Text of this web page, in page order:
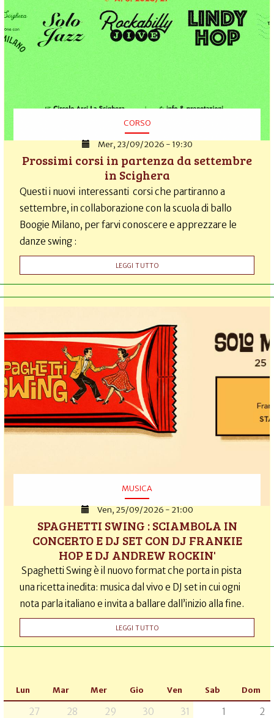
CORSO
Mer, 23/09/2026 - 19:30
Prossimi corsi in partenza da settembre
in Scighera
Questi i nuovi interessanti corsi che partiranno a
settembre, in collaborazione con la scuola di ballo
Boogie Milano, per farvi conoscere e apprezzare le
danze swing :
LEGGI TUTTO
MUSICA
Ven, 25/09/2026 - 21:00
SPAGHETTI SWING : SCIAMBOLA IN
CONCERTO E DJ SET CON DJ FRANKIE
HOP E DJ ANDREW ROCKIN'
Spaghetti Swing è il nuovo format che porta in pista
una ricetta inedita: musica dal vivo e DJ set in cui ogni
nota parla italiano e invita a ballare dall’inizio alla fine.
LEGGI TUTTO
Lun Mar Mer Gio Ven Sab Dom
27 28 29 30 31 1
2